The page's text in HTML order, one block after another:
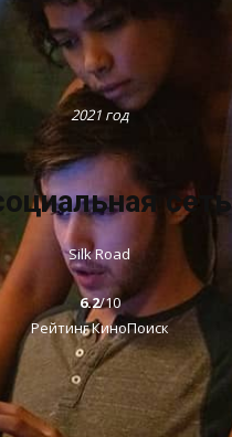
2021 год
сеть
Silk Road
6.2/10
Рейтинг КиноПоиск